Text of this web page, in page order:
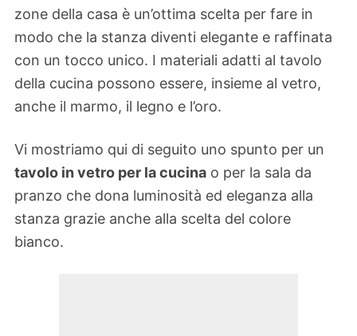
zone della casa è un’ottima scelta per fare in
modo che la stanza diventi elegante e raffinata
con un tocco unico. I materiali adatti al tavolo
della cucina possono essere, insieme al vetro,
anche il marmo, il legno e l’oro.
Vi mostriamo qui di seguito uno spunto per un
tavolo in vetro per la cucina o per la sala da
pranzo che dona luminosità ed eleganza alla
stanza grazie anche alla scelta del colore
bianco.